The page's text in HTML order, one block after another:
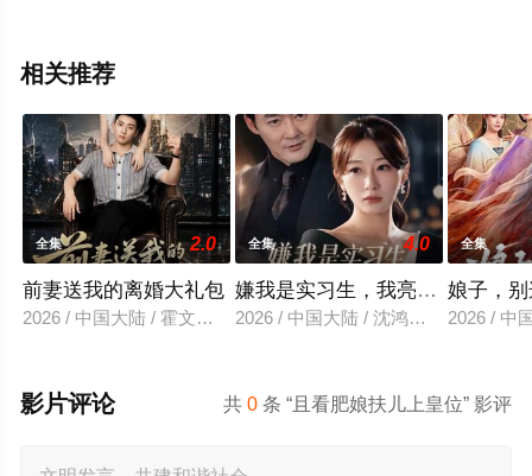
相关推荐
全集 2.0
前妻送我的离婚大礼包
2026 / 中国大陆 / 霍文琦＆雷小米
全集 4.0
嫌我是实习生，我亮出老板身份
2026 / 中国大陆 / 沈鸿运＆刘亚倩
全集
娘子，
2026 / 中
共0 条 “且看肥娘扶儿上皇位” 影评
影片评论